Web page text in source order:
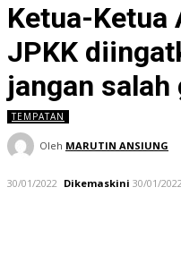
Ketua-Ketua
JPKK
jangan salah
TEMPATAN
Oleh MARUTIN ANSIUNG
30/01/2022 Dikemaskini 30/01/